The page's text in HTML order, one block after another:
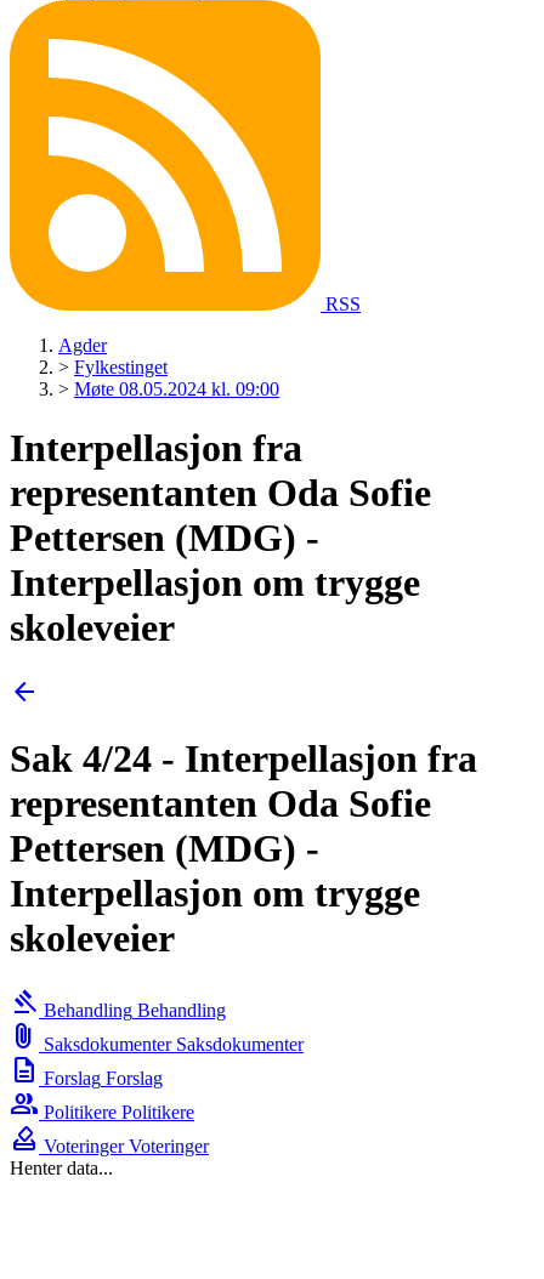
RSS
Agder
> Fylkestinget
> Møte 08.05.2024 kl. 09:00
Interpellasjon fra
representanten Oda Sofie
Pettersen (MDG) -
Interpellasjon om trygge
skoleveier
arrow_back
Sak 4/24 - Interpellasjon fra
representanten Oda Sofie
Pettersen (MDG) -
Interpellasjon om trygge
skoleveier
gavel Behandling Behandling
attach_file Saksdokumenter Saksdokumenter
description Forslag Forslag
group Politikere Politikere
how_to_vote Voteringer Voteringer
Henter data...